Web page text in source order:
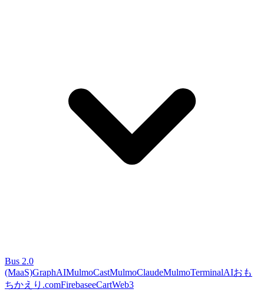
Bus 2.0
(MaaS)GraphAIMulmoCastMulmoClaudeMulmoTerminalAIおも
ちかえり.comFirebaseeCartWeb3